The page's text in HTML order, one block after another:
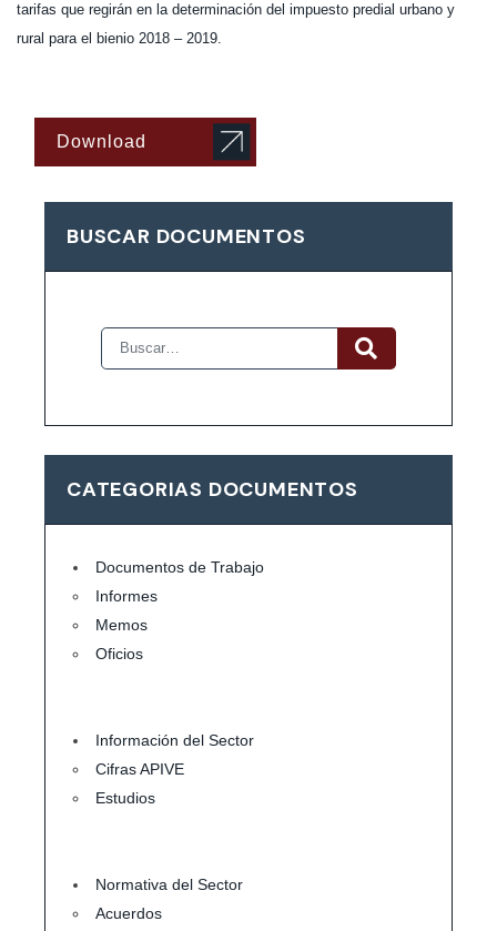
tarifas que regirán en la determinación del impuesto predial urbano y
rural para el bienio 2018 – 2019.
Download
BUSCAR DOCUMENTOS
CATEGORIAS DOCUMENTOS
Documentos de Trabajo
Informes
Memos
Oficios
Información del Sector
Cifras APIVE
Estudios
Normativa del Sector
Acuerdos